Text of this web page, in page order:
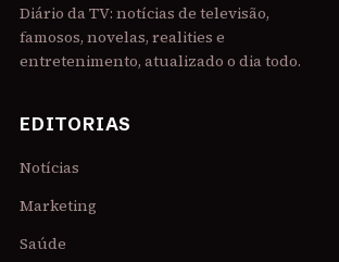
Diário da TV: notícias de televisão,
famosos, novelas, realities e
entretenimento, atualizado o dia todo.
EDITORIAS
Notícias
Marketing
Saúde